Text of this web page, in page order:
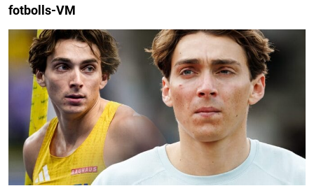
fotbolls-VM